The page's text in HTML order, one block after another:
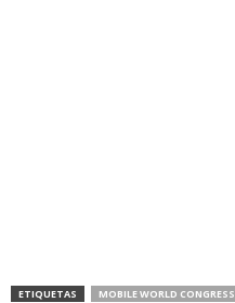
ETIQUETAS MOBILE WORLD CONGRESS